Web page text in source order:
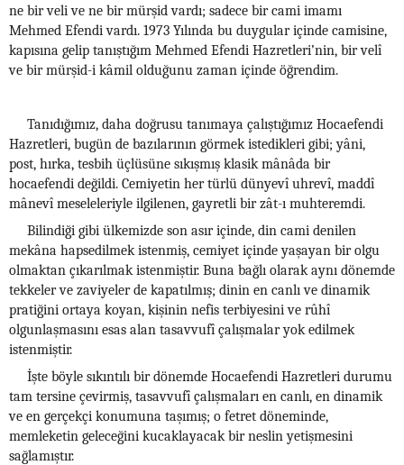
ne bir veli ve ne bir mürşid vardı; sadece bir cami imamı
Mehmed Efendi vardı. 1973 Yılında bu duygular içinde camisine,
kapısına gelip tanıştığım Mehmed Efendi Hazretleri’nin, bir velî
ve bir mürşid-i kâmil olduğunu zaman içinde öğrendim.
Tanıdığımız, daha doğrusu tanımaya çalıştığımız Hocaefendi
Hazretleri, bugün de bazılarının görmek istedikleri gibi; yâni,
post, hırka, tesbih üçlüsüne sıkışmış klasik mânâda bir
hocaefendi değildi. Cemiyetin her türlü dünyevî uhrevî, maddî
mânevî meseleleriyle ilgilenen, gayretli bir zât-ı muhteremdi.
Bilindiği gibi ülkemizde son asır içinde, din cami denilen
mekâna hapsedilmek istenmiş, cemiyet içinde yaşayan bir olgu
olmaktan çıkarılmak istenmiştir. Buna bağlı olarak aynı dönemde
tekkeler ve zaviyeler de kapatılmış; dinin en canlı ve dinamik
pratiğini ortaya koyan, kişinin nefis terbiyesini ve rûhî
olgunlaşmasını esas alan tasavvufî çalışmalar yok edilmek
istenmiştir.
İşte böyle sıkıntılı bir dönemde Hocaefendi Hazretleri durumu
tam tersine çevirmiş, tasavvufî çalışmaları en canlı, en dinamik
ve en gerçekçi konumuna taşımış; o fetret döneminde,
memleketin geleceğini kucaklayacak bir neslin yetişmesini
sağlamıştır.